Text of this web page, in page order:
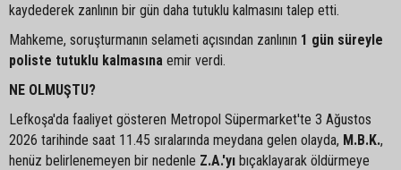
kaydederek zanlının bir gün daha tutuklu kalmasını talep etti.
Mahkeme, soruşturmanın selameti açısından zanlının 1 gün süreyle
poliste tutuklu kalmasına emir verdi.
NE OLMUŞTU?
Lefkoşa'da faaliyet gösteren Metropol Süpermarket'te 3 Ağustos
2026 tarihinde saat 11.45 sıralarında meydana gelen olayda, M.B.K.,
henüz belirlenemeyen bir nedenle Z.A.'yı bıçaklayarak öldürmeye